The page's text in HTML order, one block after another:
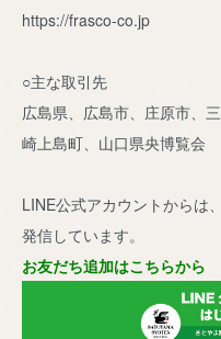
https://frasco-co.jp
○主な取引先
広島県、広島市、庄原市、
崎上島町、山口県央博覧会
LINE公式アカウントからは
発信しています。
お友だち追加はこちらから